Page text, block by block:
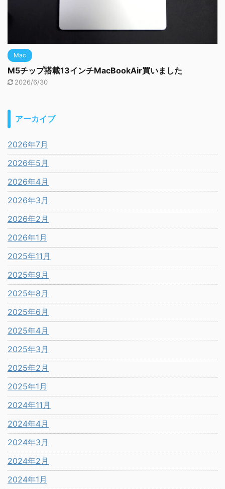
Mac
M5チップ搭載13インチMacBookAir買いました
2026/6/30
アーカイブ
2026年7月
2026年5月
2026年4月
2026年3月
2026年2月
2026年1月
2025年11月
2025年9月
2025年8月
2025年6月
2025年4月
2025年3月
2025年2月
2025年1月
2024年11月
2024年4月
2024年3月
2024年2月
2024年1月